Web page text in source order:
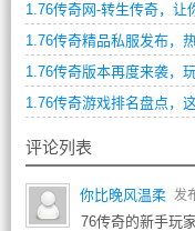
1.76传奇网-转生传奇，让
1.76传奇精品私服发布，
1.76传奇游戏排名盘点，
评论列表
你比晚风温柔 发
76传奇的新手玩